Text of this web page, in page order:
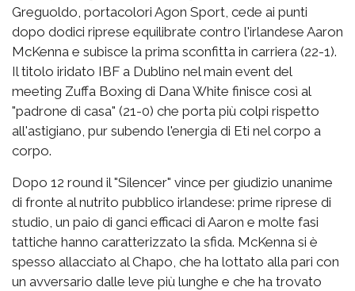
Greguoldo, portacolori Agon Sport, cede ai punti
dopo dodici riprese equilibrate contro l'irlandese Aaron
McKenna e subisce la prima sconfitta in carriera (22-1).
Il titolo iridato IBF a Dublino nel main event del
meeting Zuffa Boxing di Dana White finisce così al
"padrone di casa" (21-0) che porta più colpi rispetto
all'astigiano, pur subendo l'energia di Eti nel corpo a
corpo.
Dopo 12 round il "Silencer" vince per giudizio unanime
di fronte al nutrito pubblico irlandese: prime riprese di
studio, un paio di ganci efficaci di Aaron e molte fasi
tattiche hanno caratterizzato la sfida. McKenna si è
spesso allacciato al Chapo, che ha lottato alla pari con
un avversario dalle leve più lunghe e che ha trovato